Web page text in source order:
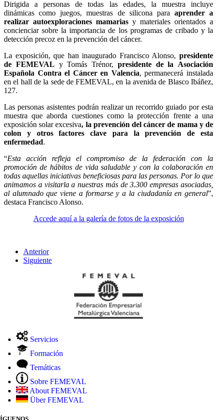
Dirigida a personas de todas las edades, la muestra incluye
dinámicas como juegos, muestras de silicona para aprender a
realizar autoexploraciones mamarias y materiales orientados a
concienciar sobre la importancia de los programas de cribado y la
detección precoz en la prevención del cáncer.
La exposición, que han inaugurado Francisco Alonso, presidente
de FEMEVAL y Tomás Trénor, presidente de la
Asociación
Española Contra el Cáncer en Valencia, permanecerá instalada
en el hall de la sede de FEMEVAL, en la avenida de Blasco Ibáñez,
127.
Las personas asistentes podrán realizar un recorrido guiado por esta
muestra que aborda cuestiones como la protección frente a una
exposición solar excesiva, la prevención del cáncer de mama y de
colon y otros factores clave para la prevención de esta
enfermedad.
“Esta acción refleja el compromiso de la federación con la
promoción de hábitos de vida saludable y con la colaboración en
todas aquellas iniciativas beneficiosas para las personas. Por lo que
animamos a visitarla a nuestras más de 3.300 empresas asociadas,
al alumnado que viene a formarse y a la ciudadanía en general”,
destaca Francisco Alonso.
Accede aquí a la galería de fotos de la exposición
Anterior
Siguiente
Servicios
Formación
Temáticas
Sobre FEMEVAL
About FEMEVAL
Über FEMEVAL